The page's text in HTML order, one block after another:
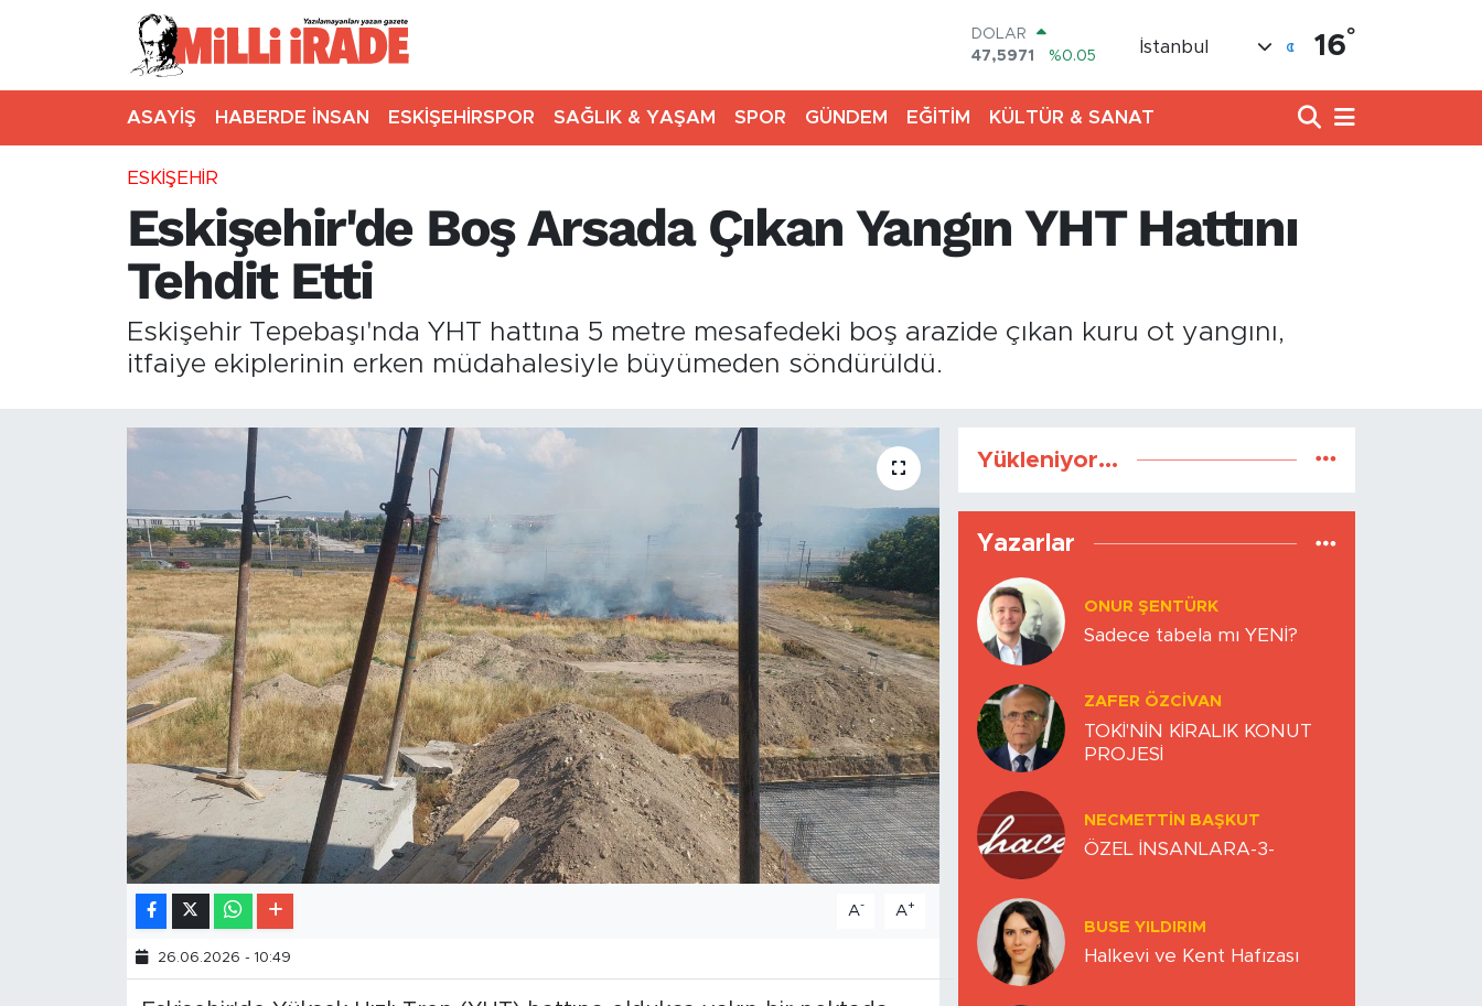
DOLAR
47,5971
%0.05
STERLİN
64,2534
%0.22
BİST100
13.703
%11
İstanbul 16°
ASAYİŞ HABERDE İNSAN ESKİŞEHİRSPOR SAĞLIK & YAŞAM SPOR GÜNDEM EĞİTİM KÜLTÜR & SANAT
ESKİŞEHİR
Eskişehir'de Boş Arsada Çıkan Yangın YHT Hattını
Tehdit Etti
Eskişehir Tepebaşı'nda YHT hattına 5 metre mesafedeki boş arazide çıkan kuru ot yangını,
itfaiye ekiplerinin erken müdahalesiyle büyümeden söndürüldü.
A- A+
26.06.2026 - 10:49
Yükleniyor...
Yazarlar
ONUR ŞENTÜRK
Sadece tabela mı YENİ?
ZAFER ÖZCIVAN
TOKİ'NİN KİRALIK KONUT
PROJESİ
NECMETTIN BAŞKUT
ÖZEL İNSANLARA-3-
BUSE YILDIRIM
Halkevi ve Kent Hafızası